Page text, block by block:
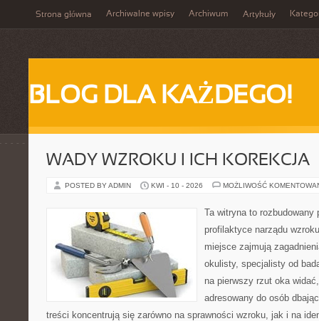
Strona główna Archiwalne wpisy Archiwum Artykuły
BLOG DLA KAŻDEGO!
WADY WZROKU I ICH KOREKCJA
POSTED BY ADMIN KWI - 10 - 2026 MOŻLIWOŚĆ
Ta witryna to rozbudowany
profilaktyce narządu
miejsce zajmują
okulisty, specjalisty od
na pierwszy rzut oka
adresowany do osób
treści koncentrują się zarówno na sprawności wzroku, jak i na